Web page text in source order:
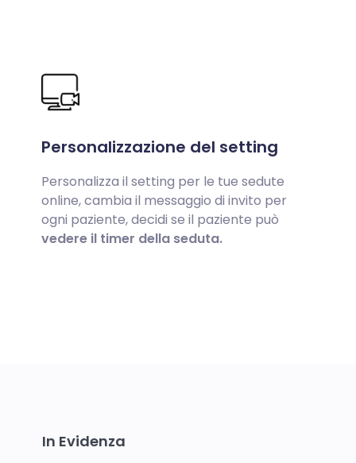
Personalizzazione del setting
Personalizza il setting per le tue sedute
online, cambia il messaggio di invito per
ogni paziente, decidi se il paziente può
vedere il timer della seduta.
In Evidenza